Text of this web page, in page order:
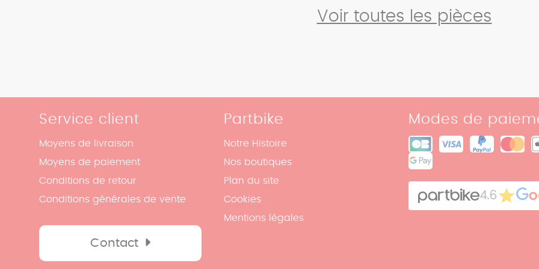
Voir toutes les pièces
Service client
Moyens de livraison
Moyens de paiement
Conditions de retour
Conditions générales de vente
Contact
Partbike
Notre Histoire
Nos boutiques
Plan du site
Cookies
Mentions légales
Modes de
4.6